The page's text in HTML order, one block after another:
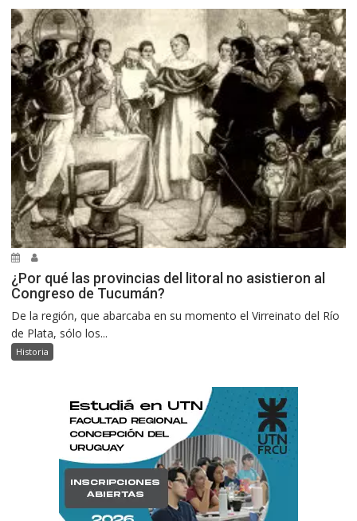
¿Por qué las provincias del litoral no asistieron al
Congreso de Tucumán?
De la región, que abarcaba en su momento el Virreinato del Río
de Plata, sólo los...
Historia